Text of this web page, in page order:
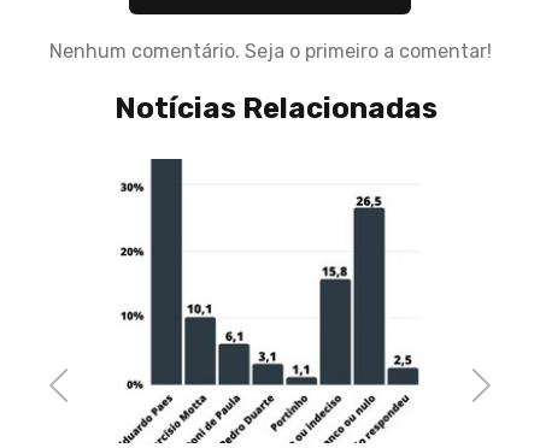
Nenhum comentário. Seja o primeiro a comentar!
Notícias Relacionadas
Previous Next